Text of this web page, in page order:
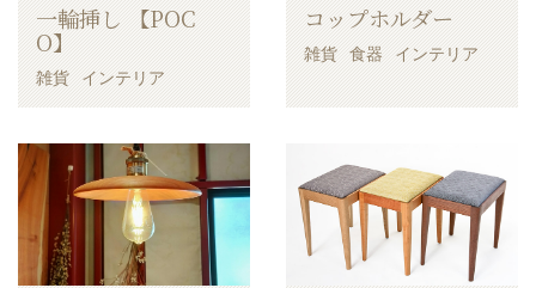
一輪挿し 【POC
O】
雑貨 インテリア
コップホルダー
雑貨 食器 インテリア